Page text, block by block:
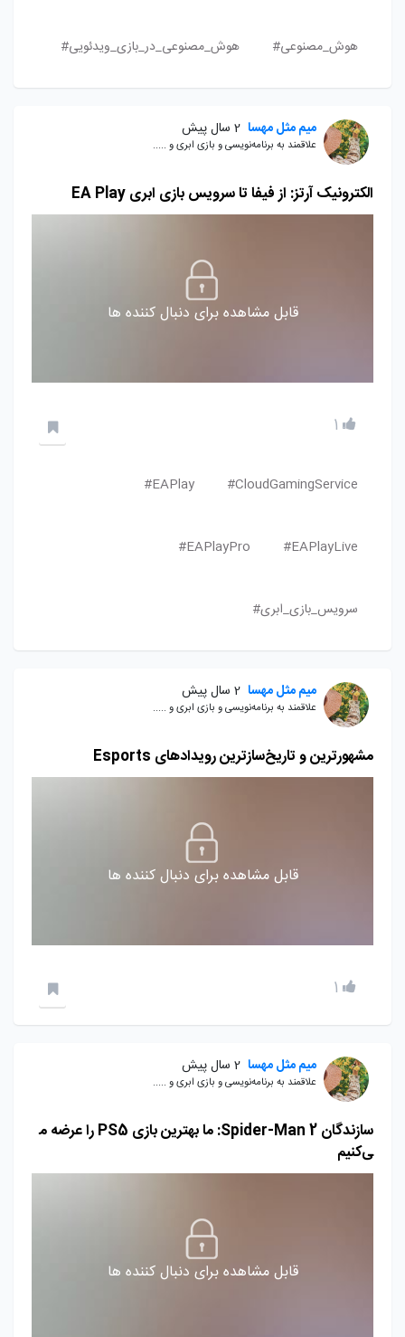
هوش_مصنوعی# هوش_مصنوعی_در_بازی_ویدئویی#
میم مثل مهسا 2 سال پیش
علاقمند به برنامه‌نویسی و بازی ابری و .....
الکترونیک آرتز: از فیفا تا سرویس بازی ابری EA Play
قابل مشاهده برای دنبال کننده ها
1
CloudGamingService#
EAPlay#
EAPlayLive#
EAPlayPro#
سرویس_بازی_ابری#
میم مثل مهسا 2 سال پیش
علاقمند به برنامه‌نویسی و بازی ابری و .....
مشهورترین و تاریخ‌سازترین رویدادهای Esports
قابل مشاهده برای دنبال کننده ها
1
میم مثل مهسا 2 سال پیش
علاقمند به برنامه‌نویسی و بازی ابری و .....
سازندگان Spider-Man 2: ما بهترین بازی PS5 را عرضه م
ی‌کنیم
قابل مشاهده برای دنبال کننده ها